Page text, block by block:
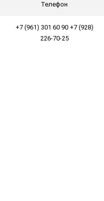
Телефон
+7 (961) 301 60 90 +7 (928)
226-70-25